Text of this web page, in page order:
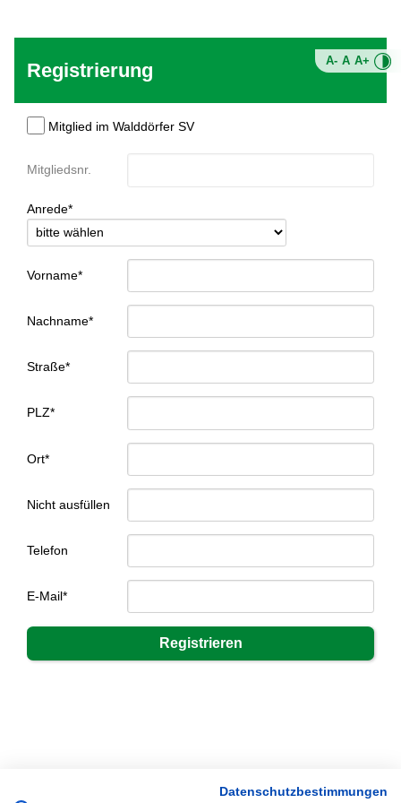
A- A A+
Registrierung
Mitglied im Walddörfer SV
Mitgliedsnr.
Anrede*
Vorname*
Nachname*
Straße*
PLZ*
Ort*
Nicht ausfüllen
Telefon
E-Mail*
Datenschutzbestimmungen